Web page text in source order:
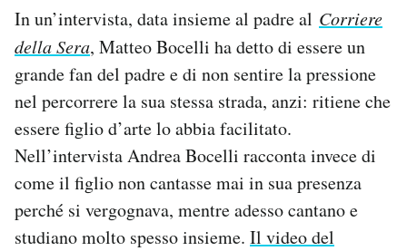
In un’intervista, data insieme al padre al Corriere
della Sera, Matteo Bocelli ha detto di essere un
grande fan del padre e di non sentire la pressione
nel percorrere la sua stessa strada, anzi: ritiene che
essere figlio d’arte lo abbia facilitato.
Nell’intervista Andrea Bocelli racconta invece di
come il figlio non cantasse mai in sua presenza
perché si vergognava, mentre adesso cantano e
studiano molto spesso insieme. Il video del